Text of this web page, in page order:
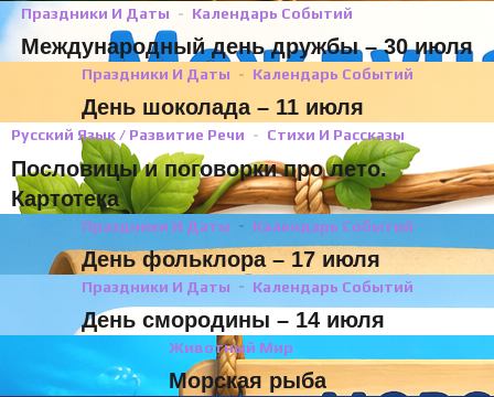
Праздники И Даты Календарь Событий
Международный день дружбы – 30 июля
Праздники И Даты Календарь Событий
День шоколада – 11 июля
Русский Язык / Развитие Речи Стихи И Рассказы
Пословицы и поговорки про лето.
Картотека
Праздники И Даты Календарь Событий
День фольклора – 17 июля
Праздники И Даты Календарь Событий
День смородины – 14 июля
Животный Мир
Морская рыба